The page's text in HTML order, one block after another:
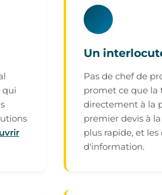
qui
Un
Pas de chef de
promet ce que la
directement à la
premier devis à
plus rapide, et
d'information.